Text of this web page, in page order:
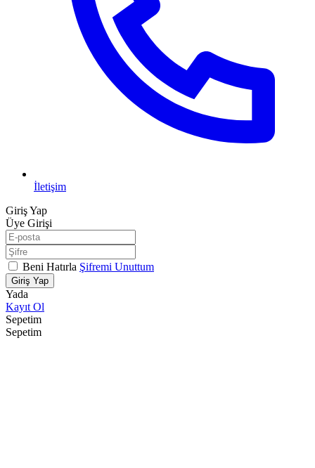
İletişim
Giriş Yap
Üye Girişi
Beni Hatırla Şifremi Unuttum
Giriş Yap
Yada
Kayıt Ol
Sepetim
Sepetim